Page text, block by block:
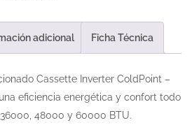
adicional Ficha Técnica
Cassette Inverter ColdPoint –
eficiencia energética y confort todo
48000 y 60000 BTU.